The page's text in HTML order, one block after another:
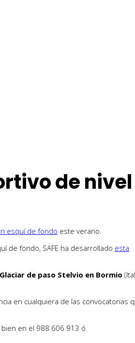
de nivel
esquí de fondo este verano.
de fondo, SAFE ha desarrollado esta
Glaciar de paso Stelvio en Bormio
en cualquiera de las convocatorias
en el 988 606 913 ó